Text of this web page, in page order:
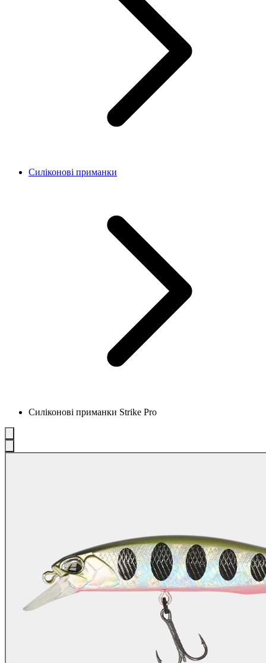
Силіконові приманки
Силіконові приманки Strike Pro